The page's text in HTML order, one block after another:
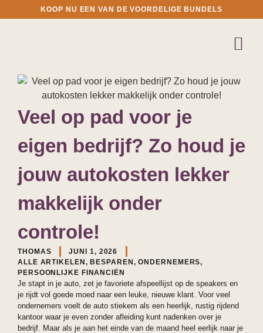
KOOP NU EEN VAN DE VOORDELIGE BUNDELS
Veel op pad voor je
eigen bedrijf? Zo houd je
jouw autokosten lekker
makkelijk onder
controle!
THOMAS
JUNI 1, 2026
ALLE ARTIKELEN , BESPAREN ,ONDERNEMERS,
PERSOONLIJKE FINANCIËN
Je stapt in je auto, zet je favoriete afspeellijst op de speakers en
je rijdt vol goede moed naar een leuke, nieuwe klant. Voor veel
ondernemers voelt de auto stiekem als een heerlijk, rustig rijdend
kantoor waar je even zonder afleiding kunt nadenken over je
bedrijf. Maar als je aan het einde van de maand heel eerlijk naar je